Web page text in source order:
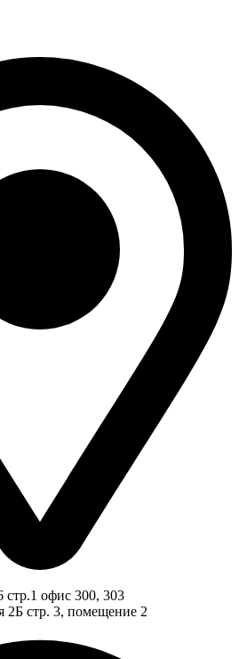
стр.1 офис 300, 303
2Б стр. 3, помещение 2